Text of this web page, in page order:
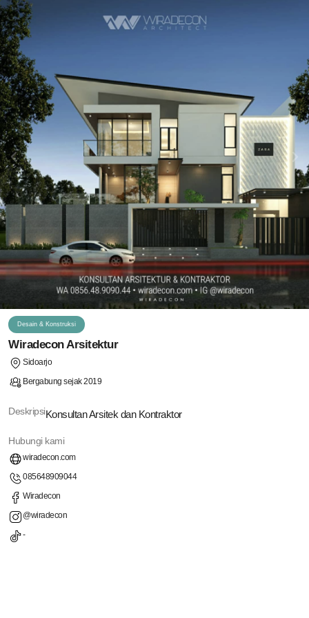
Desain & Konstruksi
Wiradecon Arsitektur
Sidoarjo
Bergabung sejak 2019
DeskripsiKonsultan Arsitek dan Kontraktor
Hubungi kami
wiradecon.com
085648909044
Wiradecon
@wiradecon
-